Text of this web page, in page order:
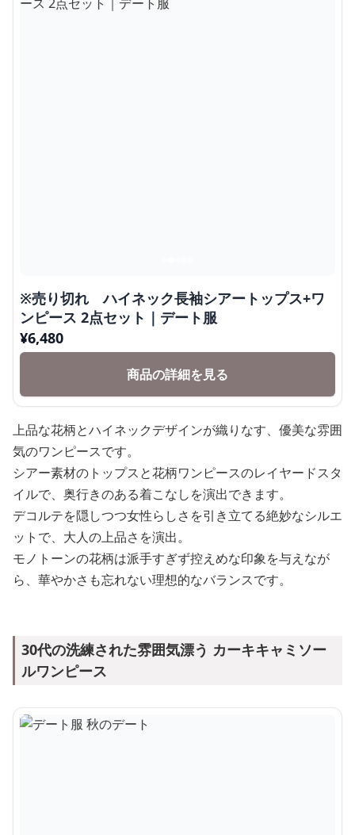
※売り切れ ハイネック長袖シアートップス+ワ
ンピース 2点セット｜デート服
¥6,480
商品の詳細を見る
上品な花柄とハイネックデザインが織りなす、優美な雰囲
気のワンピースです。
シアー素材のトップスと花柄ワンピースのレイヤードスタ
イルで、奥行きのある着こなしを演出できます。
デコルテを隠しつつ女性らしさを引き立てる絶妙なシルエ
ットで、大人の上品さを演出。
モノトーンの花柄は派手すぎず控えめな印象を与えなが
ら、華やかさも忘れない理想的なバランスです。
30代の洗練された雰囲気漂う カーキキャミソー
ルワンピース